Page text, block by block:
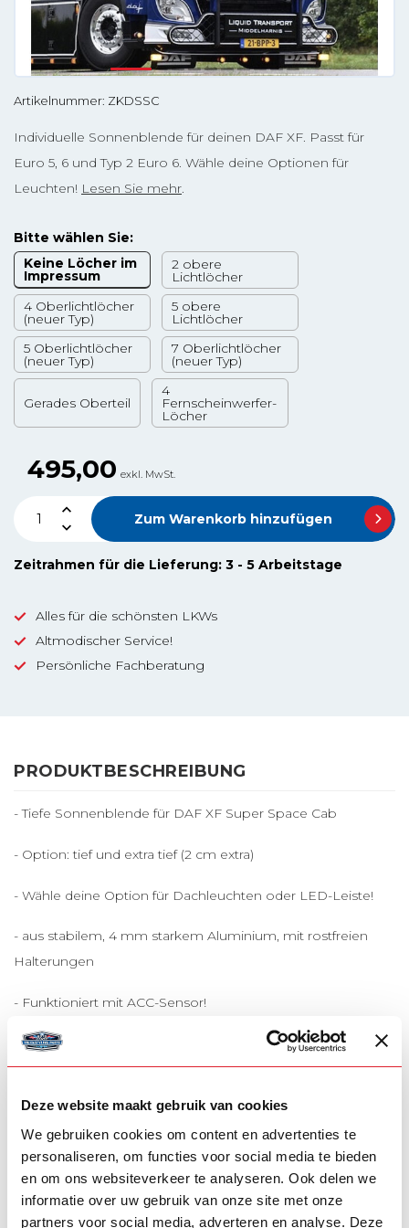
Deze website maakt gebruik van cookies
We gebruiken cookies om content en advertenties te
personaliseren, om functies voor social media te bieden
en om ons websiteverkeer te analyseren. Ook delen we
informatie over uw gebruik van onze site met onze
partners voor social media, adverteren en analyse. Deze
Artikelnummer: ZKDSSC
Individuelle Sonnenblende für deinen DAF XF. Passt für
Euro 5, 6 und Typ 2 Euro 6. Wähle deine Optionen für
Leuchten! Lesen Sie mehr.
Bitte wählen Sie:
Keine Löcher im
Impressum
2 obere
Lichtlöcher
4 Oberlichtlöcher
(neuer Typ)
5 obere
Lichtlöcher
5 Oberlichtlöcher
(neuer Typ)
7 Oberlichtlöcher
(neuer Typ)
Gerades Oberteil
4
Fernscheinwerfer-
Löcher
495,00 exkl. MwSt.
Zum Warenkorb hinzufügen
Zeitrahmen für die Lieferung: 3 - 5 Arbeitstage
Alles für die schönsten LKWs
Altmodischer Service!
Persönliche Fachberatung
PRODUKTBESCHREIBUNG
- Tiefe Sonnenblende für DAF XF Super Space Cab
- Option: tief und extra tief (2 cm extra)
- Wähle deine Option für Dachleuchten oder LED-Leiste!
- aus stabilem, 4 mm starkem Aluminium, mit rostfreien
Halterungen
- Funktioniert mit ACC-Sensor!
- Einfach die schönste Sonnenblende auf dem Markt!
bestellen:altoderneu Typ
- Mit Löchern für Strahler ist fürHella Jumbo 320Lampen
ERGÄNZENDE PRODUKTE